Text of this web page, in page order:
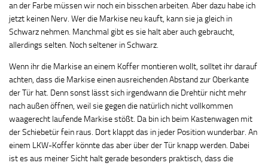
an der Farbe müssen wir noch ein bisschen arbeiten. Aber dazu habe ich
jetzt keinen Nerv. Wer die Markise neu kauft, kann sie ja gleich in
Schwarz nehmen. Manchmal gibt es sie halt aber auch gebraucht,
allerdings selten. Noch seltener in Schwarz.
Wenn ihr die Markise an einem Koffer montieren wollt, solltet ihr darauf
achten, dass die Markise einen ausreichenden Abstand zur Oberkante
der Tür hat. Denn sonst lässt sich irgendwann die Drehtür nicht mehr
nach außen öffnen, weil sie gegen die natürlich nicht vollkommen
waagerecht laufende Markise stößt. Da bin ich beim Kastenwagen mit
der Schiebetür fein raus. Dort klappt das in jeder Position wunderbar. An
einem LKW-Koffer könnte das aber über der Tür knapp werden. Dabei
ist es aus meiner Sicht halt gerade besonders praktisch, dass die